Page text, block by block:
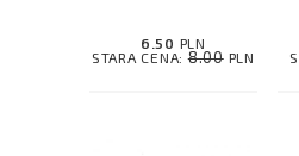
6.50 PLN
STARA CENA:8.00PLN